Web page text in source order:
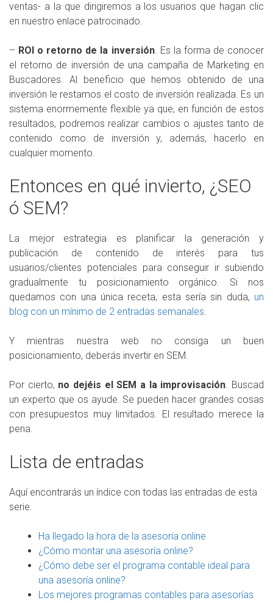
ventas- a la que dirigiremos a los usuarios que hagan clic
en nuestro enlace patrocinado.
– ROI o retorno de la inversión. Es la forma de conocer
el retorno de inversión de una campaña de Marketing en
Buscadores. Al beneficio que hemos obtenido de una
inversión le restamos el costo de inversión realizada. Es un
sistema enormemente flexible ya que, en función de estos
resultados, podremos realizar cambios o ajustes tanto de
contenido como de inversión y, además, hacerlo en
cualquier momento.
Entonces en qué invierto, ¿SEO
ó SEM?
La mejor estrategia es planificar la generación y
publicación de contenido de interés para tus
usuarios/clientes potenciales para conseguir ir subiendo
gradualmente tu posicionamiento orgánico. Si nos
quedamos con una única receta, esta sería sin duda, un
blog con un mínimo de 2 entradas semanales.
Y mientras nuestra web no consiga un buen
posicionamiento, deberás invertir en SEM.
Por cierto, no dejéis el SEM a la improvisación. Buscad
un experto que os ayude. Se pueden hacer grandes cosas
con presupuestos muy limitados. El resultado merece la
pena.
Lista de entradas
Aquí encontrarás un índice con todas las entradas de esta
serie.
Ha llegado la hora de la asesoría online
¿Cómo montar una asesoría online?
¿Cómo debe ser el programa contable ideal para
una asesoría online?
Los mejores programas contables para asesorías